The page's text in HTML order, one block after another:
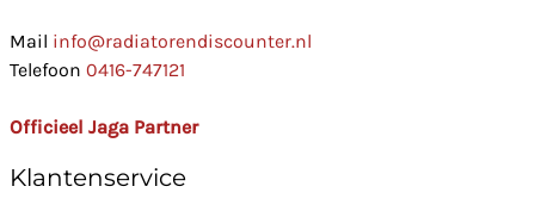
Mail info@radiatorendiscounter.nl
Telefoon 0416-747121
Officieel Jaga Partner
Klantenservice